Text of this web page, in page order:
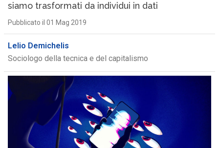
siamo trasformati da individui in dati
Pubblicato il 01 Mag 2019
Lelio Demichelis
Sociologo della tecnica e del capitalismo